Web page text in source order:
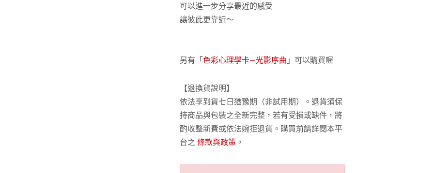
可以進一步分享最近的感受
讓彼此更靠近～
另有「 色彩心理學卡—光影序曲 」可以購買喔
【退換貨說明】
依法享到貨七日猶豫期（非試用期）。退貨須保
持商品與包裝之全新完整，若有受損或缺件，將
酌收整新費或依法婉拒退貨。購買前請詳閱本平
台之 條款與政策 。